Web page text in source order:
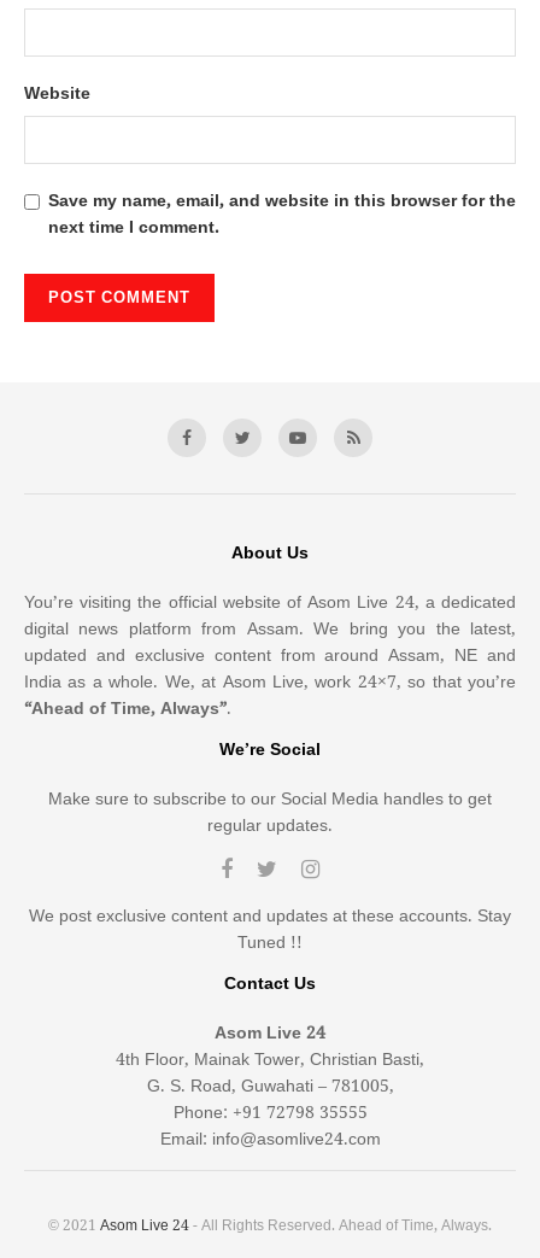
Website
Save my name, email, and website in this browser for the
next time I comment.
About Us
You’re visiting the official website of Asom Live 24, a dedicated
digital news platform from Assam. We bring you the latest,
updated and exclusive content from around Assam, NE and
India as a whole. We, at Asom Live, work 24×7, so that you’re
“Ahead of Time, Always”.
We’re Social
Make sure to subscribe to our Social Media handles to get
regular updates.
We post exclusive content and updates at these accounts. Stay
Tuned !!
Contact Us
Asom Live 24
4th Floor, Mainak Tower, Christian Basti,
G. S. Road, Guwahati – 781005,
Phone: +91 72798 35555
Email: info@asomlive24.com
© 2021 Asom Live 24- All Rights Reserved. Ahead of Time, Always.